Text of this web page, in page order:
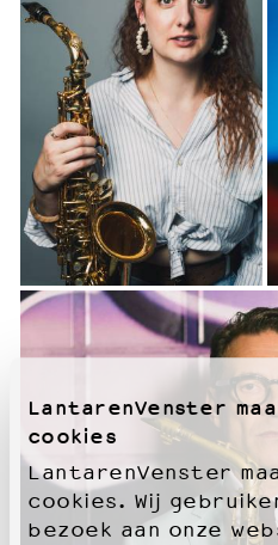
LantarenVenster
cookies
LantarenVenster
cookies. Wij
bezoek aan onze